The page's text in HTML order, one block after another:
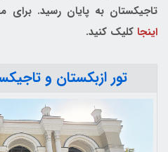
تاجیکستان به پایان رسید. برای
اینجا کلیک کنید.
تور ازبکستان و